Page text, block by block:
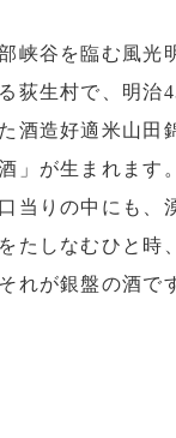
峡谷を臨む風光
荻生村で、明治
酒造好適米山田
」が生まれます
当りの中にも、
たしなむひと時
れが銀盤の酒で